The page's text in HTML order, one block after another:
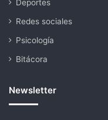
Deportes
Redes sociales
Psicología
Bitácora
Newsletter